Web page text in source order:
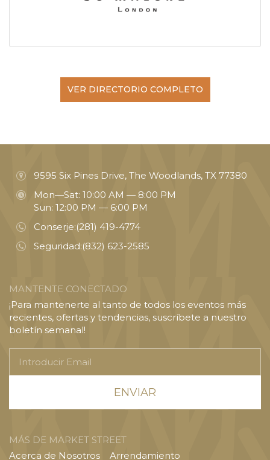
VER DIRECTORIO COMPLETO
9595 Six Pines Drive, The Woodlands, TX 77380
Mon—Sat: 10:00 AM — 8:00 PM
Sun: 12:00 PM — 6:00 PM
Conserje:(281) 419-4774
Seguridad:(832) 623-2585
MANTENTE CONECTADO
¡Para mantenerte al tanto de todos los eventos más
recientes, ofertas y tendencias, suscríbete a nuestro
boletín semanal!
Email
MÁS DE MARKET STREET
Acerca de Nosotros
Arrendamiento